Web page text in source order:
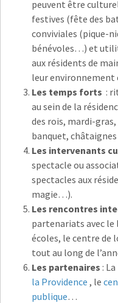
peuvent être
festives (fête des
conviviales (pique-
bénévoles…) et
aux résidents de
leur environnement
Les temps forts :
au sein de la
des rois, mardi-
banquet,
Les intervenants
spectacle ou
spectacles aux
magie…).
Les rencontres
partenariats avec le
écoles, le centre de
tout au long de
Les partenaires : La
la Providence , le
publique…